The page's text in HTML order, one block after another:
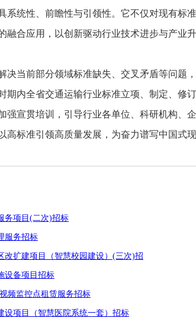
统性、前瞻性与引领性。它不仅对现有标
融合应用，以创新驱动行业技术进步与产业
当前部分领域标准缺失、交叉矛盾等问题
期内全省交通运输行业标准立项、制定、修
宣贯培训，引导行业各单位、科研机构、
高标准引领高质量发展，为奋力谱写中国式
务项目(二次)招标
服务招标
改扩建项目（智慧校园建设）(三次)招
设备项目招标
频监控点租赁服务招标
设项目（智慧医院系统一套）招标